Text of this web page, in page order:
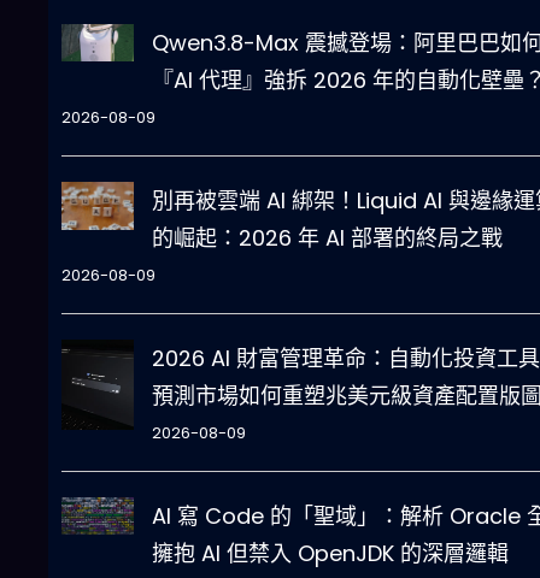
Qwen3.8-Max 震撼登場：阿里巴巴如
『AI 代理』強拆 2026 年的自動化壁壘
2026-08-09
別再被雲端 AI 綁架！Liquid AI 與邊緣
的崛起：2026 年 AI 部署的終局之戰
2026-08-09
2026 AI 財富管理革命：自動化投資工
預測市場如何重塑兆美元級資產配置版
2026-08-09
AI 寫 Code 的「聖域」：解析 Oracle
擁抱 AI 但禁入 OpenJDK 的深層邏輯